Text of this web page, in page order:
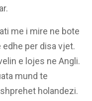
me i mire ne bote
per disa vjet.
e lojes ne Angli.
mund te
holandezi.